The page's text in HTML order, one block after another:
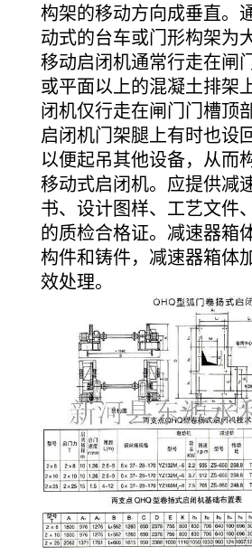
构架的移动方向成垂直。
动式的台车或门形构架为
移动启闭机通常行走在闸
或平面以上的混凝土排架
闭机仅行走在闸门门槽顶
启闭机门架腿上有时也设
以便起吊其他设备，从而
移动式启闭机。应提供减
书、设计图样、工艺文件
的质检合格证。减速器箱
构件和铸件，减速器箱体
效处理。